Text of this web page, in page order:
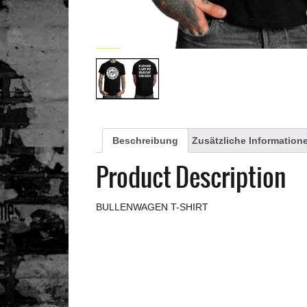
Beschreibung Zusätzliche
Product Description
BULLENWAGEN T-SHIRT